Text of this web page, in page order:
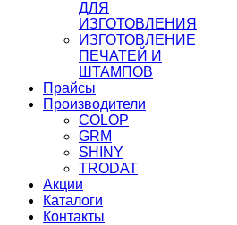
ДЛЯ
ИЗГОТОВЛЕНИЯ
ИЗГОТОВЛЕНИЕ
ПЕЧАТЕЙ И
ШТАМПОВ
Прайсы
Производители
COLOP
GRM
SHINY
TRODAT
Акции
Каталоги
Контакты